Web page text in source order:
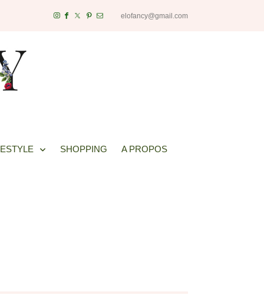
elofancy@gmail.com
SHOPPING A PROPOS